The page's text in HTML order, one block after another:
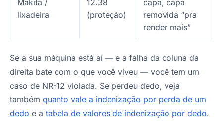
Makita /
lixadeira
12.38
(proteção)
capa, capa
removida “pra
render mais”
Se a sua máquina está aí — e a falha da coluna da
direita bate com o que você viveu — você tem um
caso de NR-12 violada. Se perdeu dedo, veja
também quanto vale a indenização por perda de um
dedo e a tabela de valores de indenização por dedo.